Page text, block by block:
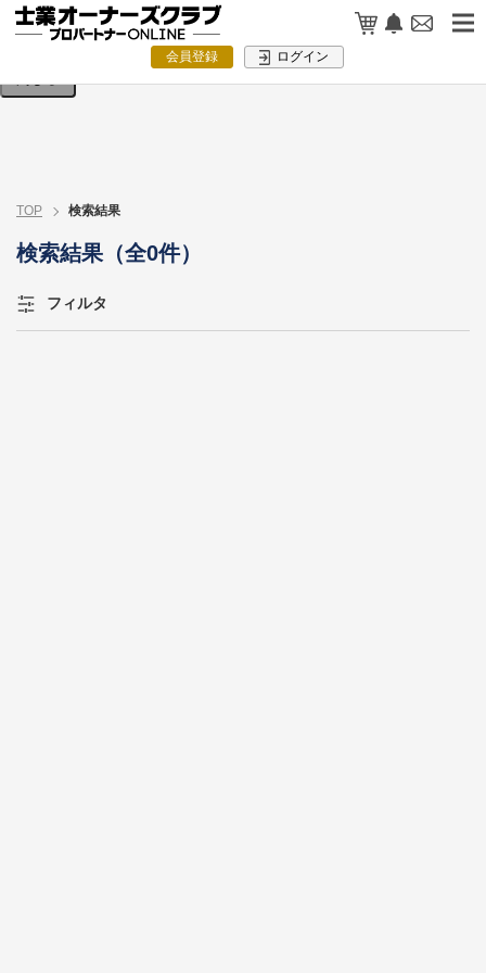
会員登録 ログイン
検索条件を入力してください。
TOP 検索結果
検索結果（全0件）
フィルタ